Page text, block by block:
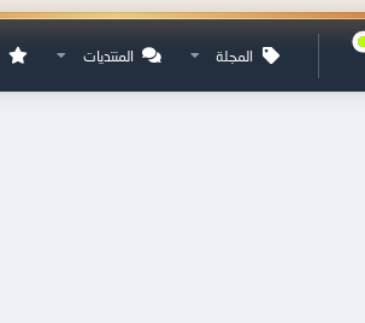
المجلة المنتديات